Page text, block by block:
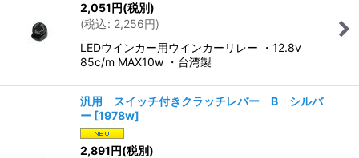
2,051円(税別)
(税込: 2,256円)
LEDウインカー用ウインカーリレー ・12.8v
85c/m MAX10w ・台湾製
汎用 スイッチ付きクラッチレバー B シルバ
ー [1978w]
2,891円(税別)